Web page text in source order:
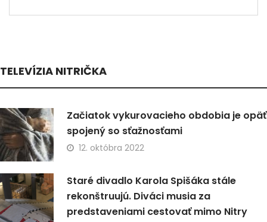
TELEVÍZIA NITRIČKA
Začiatok vykurovacieho obdobia je opäť
spojený so sťažnosťami
12. októbra 2022
Staré divadlo Karola Spišáka stále
rekonštruujú. Diváci musia za
predstaveniami cestovať mimo Nitry